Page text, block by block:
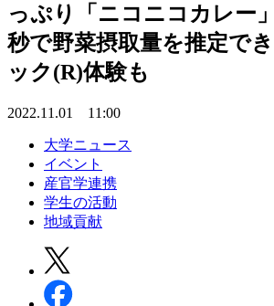
っぷり「ニコニコカレー
秒で野菜摂取量を推定で
ック(R)体験も
2022.11.01 11:00
大学ニュース
イベント
産官学連携
学生の活動
地域貢献